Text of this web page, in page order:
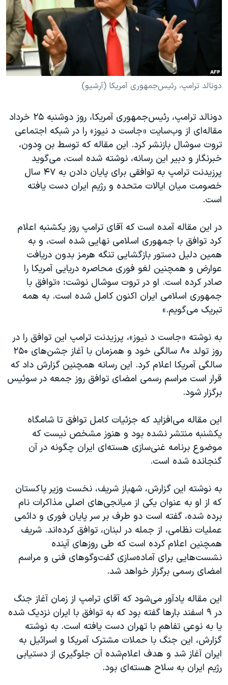
فرهنگ و زندگی
حقوق شهروندی
علم و فناوری
اسرائیل در جنگ
آرشیو پخش زنده
مستندها
انتخابات ریاست جمهوری آمریکا ۲۰۲۴
حمله جمهوری اسلامی به اسرائیل
ورزش زنان در ایران
مجموعه مستندهای دادخواهی
تریبونال مردمی آبان ۹۸
دادگاه حمید نوری
چهل سال گروگان‌گیری
قانون شفافیت دارائی کادر رهبری ایران
اسرائیل در جنگ
نرگس محمدی برنده جایزه نوبل صلح
همایش محافظه‌کاران آمریکا «سی‌پک»
صفحه‌های ویژه
سفر پرزیدنت ترامپ به چین
دنبال کنید
زبانهای مختلف
دونالد ترامپ، رئیس‌جمهوری آمریکا (آرشیو)
دونالد ترامپ، رئیس‌جمهوری آمریکا، روز دوشنبه ۲۵ خرداد
مقاله‌ای از وب‌سایت «جاست د نیوز» را در شبکه اجتماعی
تروت سوشال بازنشر کرد. این مقاله که توسط بن وِدون،
خبرنگار و دبیر این رسانه، نوشته شده است، می‌گوید
پرزیدنت ترامپ به توافقی برای پایان دادن به ۴۷ سال
خصومت میان ایالات متحده و رژیم ایران دست یافته
است.
در این مقاله آمده است که آقای ترامپ روز یکشنبه اعلام
کرد توافق با جمهوری اسلامی نهایی شده است، و به
همین دلیل دستور بازگشایی تنگه هرمز بدون دریافت
عوارض و همچنین لغو فوری محاصره دریایی آمریکا را
صادر کرده است. او در تروت سوشال نوشت: «توافق با
جمهوری اسلامی ایران اکنون کامل شده است. به همه
تبریک می‌گویم.»
به نوشته «جاست د نیوز»، پرزیدنت ترامپ این توافق را در
روز تولد ۸۰ سالگی خود و همزمان با آغاز جشن‌های ۲۵۰
سالگی آمریکا اعلام کرد. این رسانه همچنین گزارش داد که
قرار است مراسم رسمی امضای توافق روز جمعه در سوئیس
برگزار شود.
این مقاله می‌افزاید که جزئیات کامل توافق تا شامگاه
یکشنبه منتشر نشده بود و هنوز مشخص نیست که
موضوع برنامه غنی‌سازی هسته‌ای ایران چگونه در آن
گنجانده شده است.
به نوشته این گزارش، شهباز شریف، نخست ‌وزیر پاکستان
که از او به عنوان یکی از میانجی‌های اصلی مذاکرات نام
برده شده، گفته است دو طرف بر سر پایان فوری و دائمی
عملیات نظامی، از جمله در لبنان، توافق کرده‌اند. شریف
همچنین اعلام کرده است که طی روزهای آینده
نشست‌هایی برای آماده‌سازی گفت‌وگوهای فنی و مراسم
امضای رسمی برگزار خواهد شد.
این مقاله یادآور می‌شود که آقای ترامپ از زمان آغاز جنگ
در ۹ اسفند بارها گفته بود که به توافق با ایران نزدیک شده
یا به نوعی تفاهم با تهران دست یافته است. به نوشته
گزارش، این جنگ با حملات مشترک آمریکا و اسرائیل به
ایران آغاز شد و هدف اعلام‌شده آن جلوگیری از دستیابی
رژیم ایران به سلاح هسته‌ای بود.